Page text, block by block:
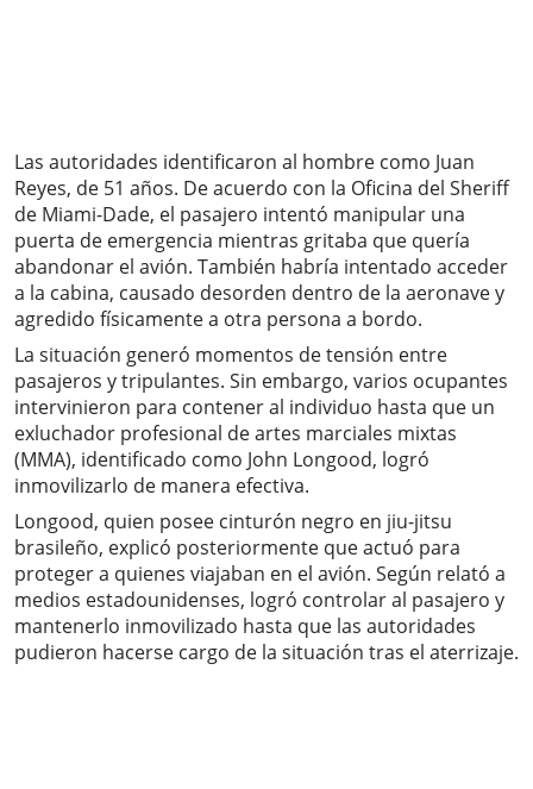
Las autoridades identificaron al hombre como Juan
Reyes, de 51 años. De acuerdo con la Oficina del Sheriff
de Miami-Dade, el pasajero intentó manipular una
puerta de emergencia mientras gritaba que quería
abandonar el avión. También habría intentado acceder
a la cabina, causado desorden dentro de la aeronave y
agredido físicamente a otra persona a bordo.
La situación generó momentos de tensión entre
pasajeros y tripulantes. Sin embargo, varios ocupantes
intervinieron para contener al individuo hasta que un
exluchador profesional de artes marciales mixtas
(MMA), identificado como John Longood, logró
inmovilizarlo de manera efectiva.
Longood, quien posee cinturón negro en jiu-jitsu
brasileño, explicó posteriormente que actuó para
proteger a quienes viajaban en el avión. Según relató a
medios estadounidenses, logró controlar al pasajero y
mantenerlo inmovilizado hasta que las autoridades
pudieron hacerse cargo de la situación tras el aterrizaje.